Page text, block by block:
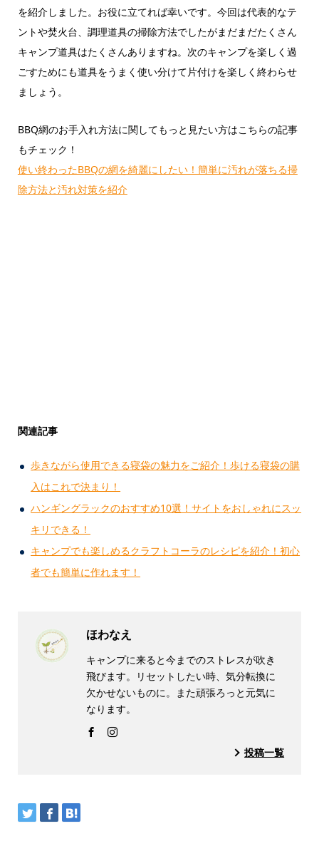
を紹介しました。お役に立てれば幸いです。今回は代表的なテ
ントや焚火台、調理道具の掃除方法でしたがまだまだたくさん
キャンプ道具はたくさんありますね。次のキャンプを楽しく過
ごすためにも道具をうまく使い分けて片付けを楽しく終わらせ
ましょう。
BBQ網のお手入れ方法に関してもっと見たい方はこちらの記事
もチェック！
使い終わったBBQの網を綺麗にしたい！簡単に汚れが落ちる掃
除方法と汚れ対策を紹介
関連記事
歩きながら使用できる寝袋の魅力をご紹介！歩ける寝袋の購
入はこれで決まり！
ハンギングラックのおすすめ10選！サイトをおしゃれにスッ
キリできる！
キャンプでも楽しめるクラフトコーラのレシピを紹介！初心
者でも簡単に作れます！
ほわなえ
キャンプに来ると今までのストレスが吹き
飛びます。リセットしたい時、気分転換に
欠かせないものに。また頑張ろっと元気に
なります。
投稿一覧